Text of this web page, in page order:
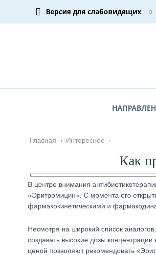
Версия для слабовидящих
Главная › Интересное ›
Как
В центре внимания
«Эритромицин». С момента его
фармакокинетическими и
Несмотря на широкий список
создавать высокие дозы концентрации
ценой позволяют рекомендовать